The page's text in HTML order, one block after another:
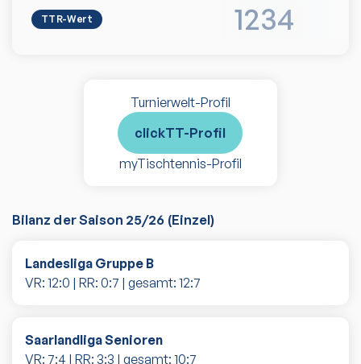
TTR-Wert 1234
Turnierwelt-Profil
clickTT-Profil
myTischtennis-Profil
Bilanz der Saison 25/26 (Einzel)
Landesliga Gruppe B
VR: 12:0 | RR: 0:7 | gesamt: 12:7
Saarlandliga Senioren
VR: 7:4 | RR: 3:3 | gesamt: 10:7